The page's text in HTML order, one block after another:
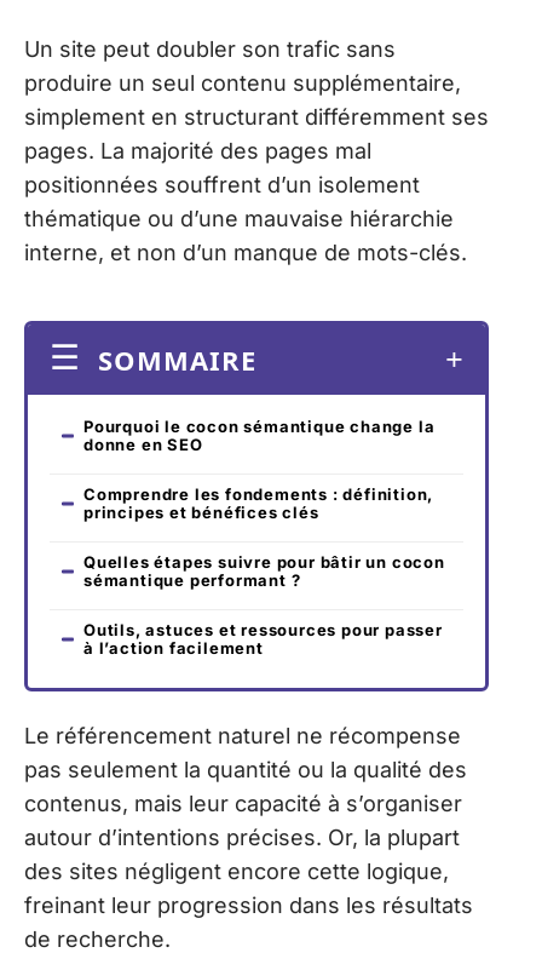
Un site peut doubler son trafic sans
produire un seul contenu supplémentaire,
simplement en structurant différemment ses
pages. La majorité des pages mal
positionnées souffrent d’un isolement
thématique ou d’une mauvaise hiérarchie
interne, et non d’un manque de mots-clés.
SOMMAIRE
Pourquoi le cocon sémantique change la
donne en SEO
Comprendre les fondements : définition,
principes et bénéfices clés
Quelles étapes suivre pour bâtir un cocon
sémantique performant ?
Outils, astuces et ressources pour passer
à l’action facilement
Le référencement naturel ne récompense
pas seulement la quantité ou la qualité des
contenus, mais leur capacité à s’organiser
autour d’intentions précises. Or, la plupart
des sites négligent encore cette logique,
freinant leur progression dans les résultats
de recherche.